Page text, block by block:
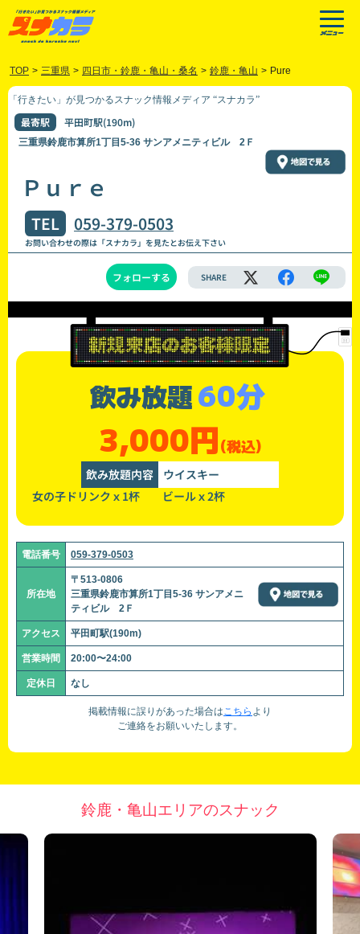
TOP > 三重県 > 四日市・鈴鹿・亀山・桑名 > 鈴鹿・亀山 > Pure
「行きたい」が見つかるスナック情報メディア “スナカラ”
最寄駅 平田町駅(190m)
三重県鈴鹿市算所1丁目5-36 サンアメニティビル 2Ｆ
Ｐｕｒｅ
TEL 059-379-0503
お問い合わせの際は「スナカラ」を見たとお伝え下さい
フォローする SHARE
飲み放題60分
3,000円(税込)
飲み放題内容
ウイスキー
女の子ドリンクｘ1杯 ビールｘ2杯
電話番号 059-379-0503
所在地
〒513-0806
三重県鈴鹿市算所1丁目5-36 サンアメニ
ティビル 2Ｆ
アクセス 平田町駅(190m)
営業時間 20:00〜24:00
定休日 なし
掲載情報に誤りがあった場合はこちら より
ご連絡をお願いいたします。
鈴鹿・亀山エリアのスナック